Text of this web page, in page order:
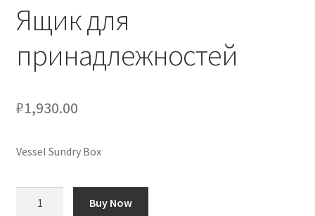
Скидки
Ящик для
принадлежностей
₽1,930.00
Vessel Sundry Box
Buy Now